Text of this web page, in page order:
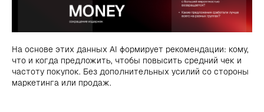
На основе этих данных AI формирует рекомендации: кому,
что и когда предложить, чтобы повысить средний чек и
частоту покупок. Без дополнительных усилий со стороны
маркетинга или продаж.